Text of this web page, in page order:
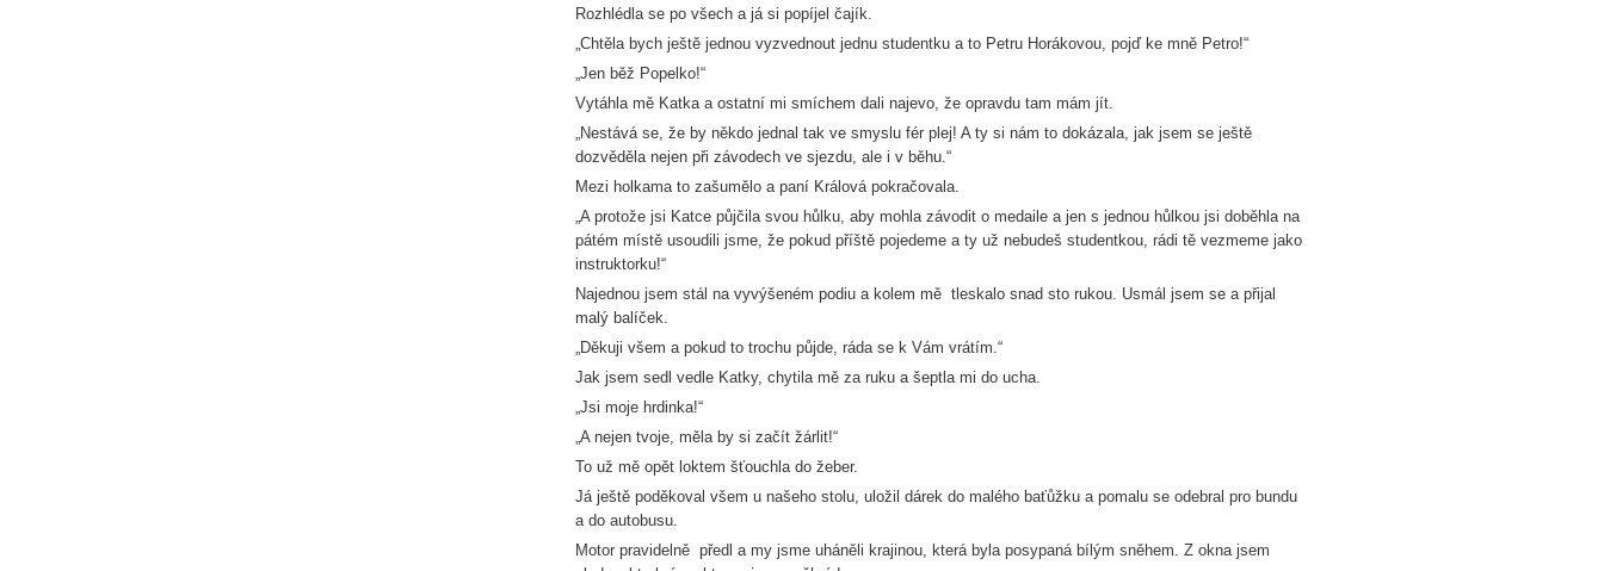
Rozhlédla se po všech a já si popíjel čajík.
„Chtěla bych ještě jednou vyzvednout jednu studentku a to Petru Horákovou, pojď ke mně Petro!“
„Jen běž Popelko!“
Vytáhla mě Katka a ostatní mi smíchem dali najevo, že opravdu tam mám jít.
„Nestává se, že by někdo jednal tak ve smyslu fér plej! A ty si nám to dokázala, jak jsem se ještě
dozvěděla nejen při závodech ve sjezdu, ale i v běhu.“
Mezi holkama to zašumělo a paní Králová pokračovala.
„A protože jsi Katce půjčila svou hůlku, aby mohla závodit o medaile a jen s jednou hůlkou jsi doběhla na
pátém místě usoudili jsme, že pokud příště pojedeme a ty už nebudeš studentkou, rádi tě vezmeme jako
instruktorku!“
Najednou jsem stál na vyvýšeném podiu a kolem mě tleskalo snad sto rukou. Usmál jsem se a přijal
malý balíček.
„Děkuji všem a pokud to trochu půjde, ráda se k Vám vrátím.“
Jak jsem sedl vedle Katky, chytila mě za ruku a šeptla mi do ucha.
„Jsi moje hrdinka!“
„A nejen tvoje, měla by si začít žárlit!“
To už mě opět loktem šťouchla do žeber.
Já ještě poděkoval všem u našeho stolu, uložil dárek do malého baťůžku a pomalu se odebral pro bundu
a do autobusu.
Motor pravidelně předl a my jsme uháněli krajinou, která byla posypaná bílým sněhem. Z okna jsem